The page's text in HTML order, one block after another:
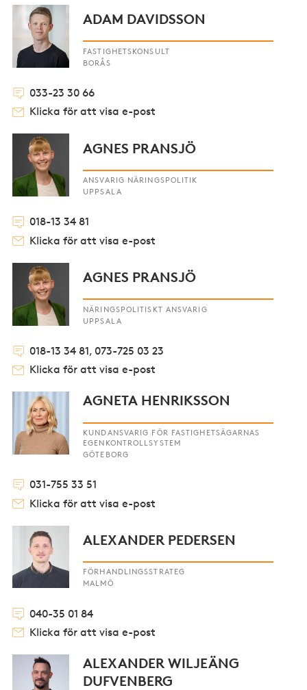
ADAM DAVIDSSON
FASTIGHETSKONSULT
BORÅS
033-23 30 66
Klicka för att visa e-post
AGNES PRANSJÖ
ANSVARIG NÄRINGSPOLITIK
UPPSALA
018-13 34 81
Klicka för att visa e-post
AGNES PRANSJÖ
NÄRINGSPOLITISKT ANSVARIG
UPPSALA
018-13 34 81, 073-725 03 23
Klicka för att visa e-post
AGNETA HENRIKSSON
KUNDANSVARIG FÖR FASTIGHETSÄGARNAS
EGENKONTROLLSYSTEM
GÖTEBORG
031-755 33 51
Klicka för att visa e-post
ALEXANDER PEDERSEN
FÖRHANDLINGSSTRATEG
MALMÖ
040-35 01 84
Klicka för att visa e-post
ALEXANDER WILJEÄNG
DUFVENBERG